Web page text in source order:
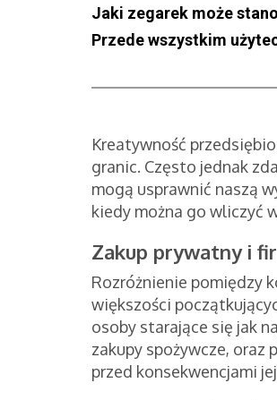
Jaki zegarek może
Przede wszystkim
Kreatywność
granic. Często jednak
mogą usprawnić naszą
kiedy można go wliczyć
Zakup prywatny i
Rozróżnienie pomiędzy
większości
osoby starające się jak
zakupy spożywcze,
przed konsekwencjami